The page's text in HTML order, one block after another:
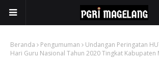
Beranda Pengumuman
Undangan Peringatan
Hari Guru Nasional Tahun 2020 Tingkat Kabupaten